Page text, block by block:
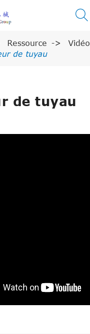

Ressource
Vidéo
de tuyau
de tuyau